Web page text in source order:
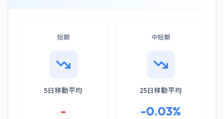
短期
5日移動平均
-
中短期
25日移動平均
-0.03%